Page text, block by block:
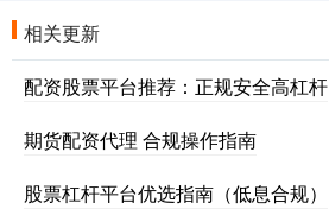
相关更新
配资股票平台推荐：正规安全高杠杆
期货配资代理 合规操作指南
股票杠杆平台优选指南（低息合规）